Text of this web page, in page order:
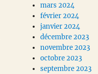
mars 2024
février 2024
janvier 2024
décembre 2023
novembre 2023
octobre 2023
septembre 2023